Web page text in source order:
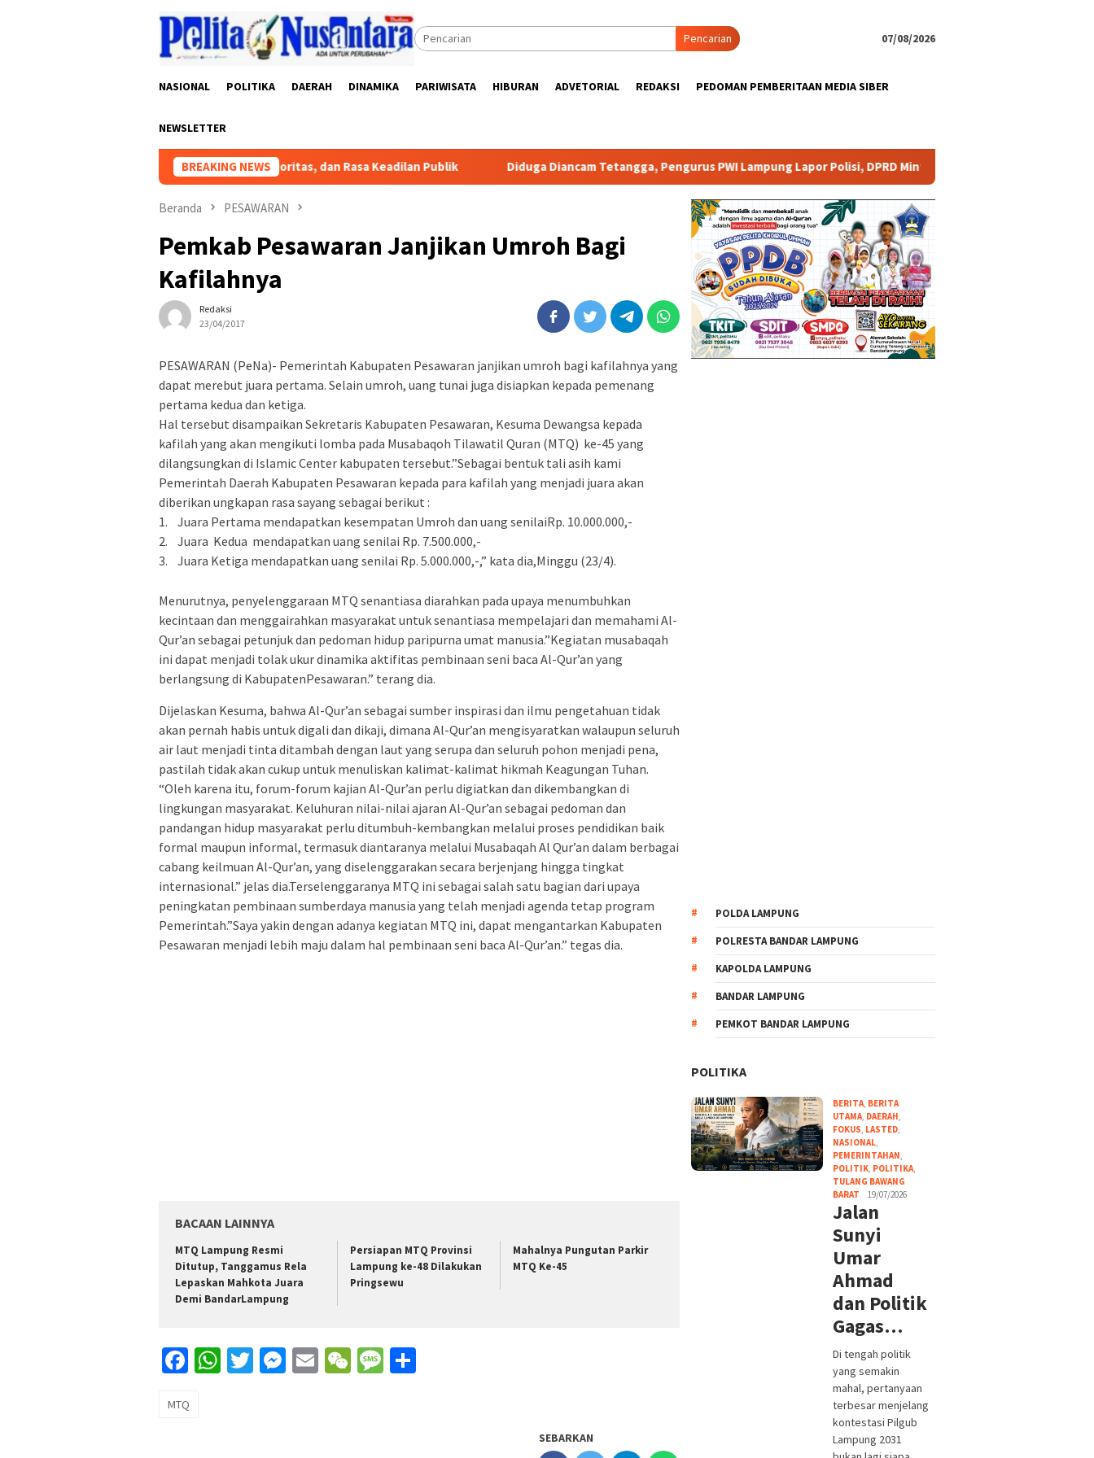
Pencarian 07/08/2026
NASIONAL POLITIKA DAERAH DINAMIKA PARIWISATA HIBURAN ADVETORIAL REDAKSI PEDOMAN PEMBERITAAN MEDIA SIBER
NEWSLETTER
BREAKING NEWS
Hibah, Prioritas, dan Rasa Keadilan Publik Diduga Diancam Tetangga, Pengurus PWI Lampung Lapor Polisi, DPRD Minta Aparat Lingkungan Dievaluasi
Beranda PESAWARAN
Pemkab Pesawaran Janjikan Umroh Bagi
Kafilahnya
Redaksi
23/04/2017
PESAWARAN (PeNa)- Pemerintah Kabupaten Pesawaran janjikan umroh bagi kafilahnya yang
dapat merebut juara pertama. Selain umroh, uang tunai juga disiapkan kepada pemenang
pertama kedua dan ketiga.
Hal tersebut disampaikan Sekretaris Kabupaten Pesawaran, Kesuma Dewangsa kepada
kafilah yang akan mengikuti lomba pada Musabaqoh Tilawatil Quran (MTQ) ke-45 yang
dilangsungkan di Islamic Center kabupaten tersebut.”Sebagai bentuk tali asih kami
Pemerintah Daerah Kabupaten Pesawaran kepada para kafilah yang menjadi juara akan
diberikan ungkapan rasa sayang sebagai berikut :
1. Juara Pertama mendapatkan kesempatan Umroh dan uang senilaiRp. 10.000.000,-
2. Juara Kedua mendapatkan uang senilai Rp. 7.500.000,-
3. Juara Ketiga mendapatkan uang senilai Rp. 5.000.000,-,” kata dia,Minggu (23/4).
Menurutnya, penyelenggaraan MTQ senantiasa diarahkan pada upaya menumbuhkan
kecintaan dan menggairahkan masyarakat untuk senantiasa mempelajari dan memahami Al-
Qur’an sebagai petunjuk dan pedoman hidup paripurna umat manusia.”Kegiatan musabaqah
ini dapat menjadi tolak ukur dinamika aktifitas pembinaan seni baca Al-Qur’an yang
berlangsung di KabupatenPesawaran.” terang dia.
Dijelaskan Kesuma, bahwa Al-Qur’an sebagai sumber inspirasi dan ilmu pengetahuan tidak
akan pernah habis untuk digali dan dikaji, dimana Al-Qur’an mengisyaratkan walaupun seluruh
air laut menjadi tinta ditambah dengan laut yang serupa dan seluruh pohon menjadi pena,
pastilah tidak akan cukup untuk menuliskan kalimat-kalimat hikmah Keagungan Tuhan.
“Oleh karena itu, forum-forum kajian Al-Qur’an perlu digiatkan dan dikembangkan di
lingkungan masyarakat. Keluhuran nilai-nilai ajaran Al-Qur’an sebagai pedoman dan
pandangan hidup masyarakat perlu ditumbuh-kembangkan melalui proses pendidikan baik
formal maupun informal, termasuk diantaranya melalui Musabaqah Al Qur’an dalam berbagai
cabang keilmuan Al-Qur’an, yang diselenggarakan secara berjenjang hingga tingkat
internasional.” jelas dia.Terselenggaranya MTQ ini sebagai salah satu bagian dari upaya
peningkatan pembinaan sumberdaya manusia yang telah menjadi agenda tetap program
Pemerintah.”Saya yakin dengan adanya kegiatan MTQ ini, dapat mengantarkan Kabupaten
Pesawaran menjadi lebih maju dalam hal pembinaan seni baca Al-Qur’an.” tegas dia.
BACAAN LAINNYA
MTQ Lampung Resmi
Ditutup, Tanggamus Rela
Lepaskan Mahkota Juara
Demi BandarLampung
Persiapan MTQ Provinsi
Lampung ke-48 Dilakukan
Pringsewu
Mahalnya Pungutan Parkir
MTQ Ke-45
Facebook
WhatsApp
Twitter
Messenger
EmailWeChatMessage
MTQ
SEBARKAN
POLDA LAMPUNG
POLRESTA BANDAR LAMPUNG
KAPOLDA LAMPUNG
BANDAR LAMPUNG
PEMKOT BANDAR LAMPUNG
POLITIKA
BERITA, BERITA
UTAMA, DAERAH,
FOKUS, LASTED,
NASIONAL,
PEMERINTAHAN,
POLITIK, POLITIKA,
TULANG BAWANG
BARAT
19/07/2026
Jalan
Sunyi
Umar
Ahmad
dan Politik
Gagas…
Di tengah politik
yang semakin
mahal, pertanyaan
terbesar menjelang
kontestasi Pilgub
Lampung 2031